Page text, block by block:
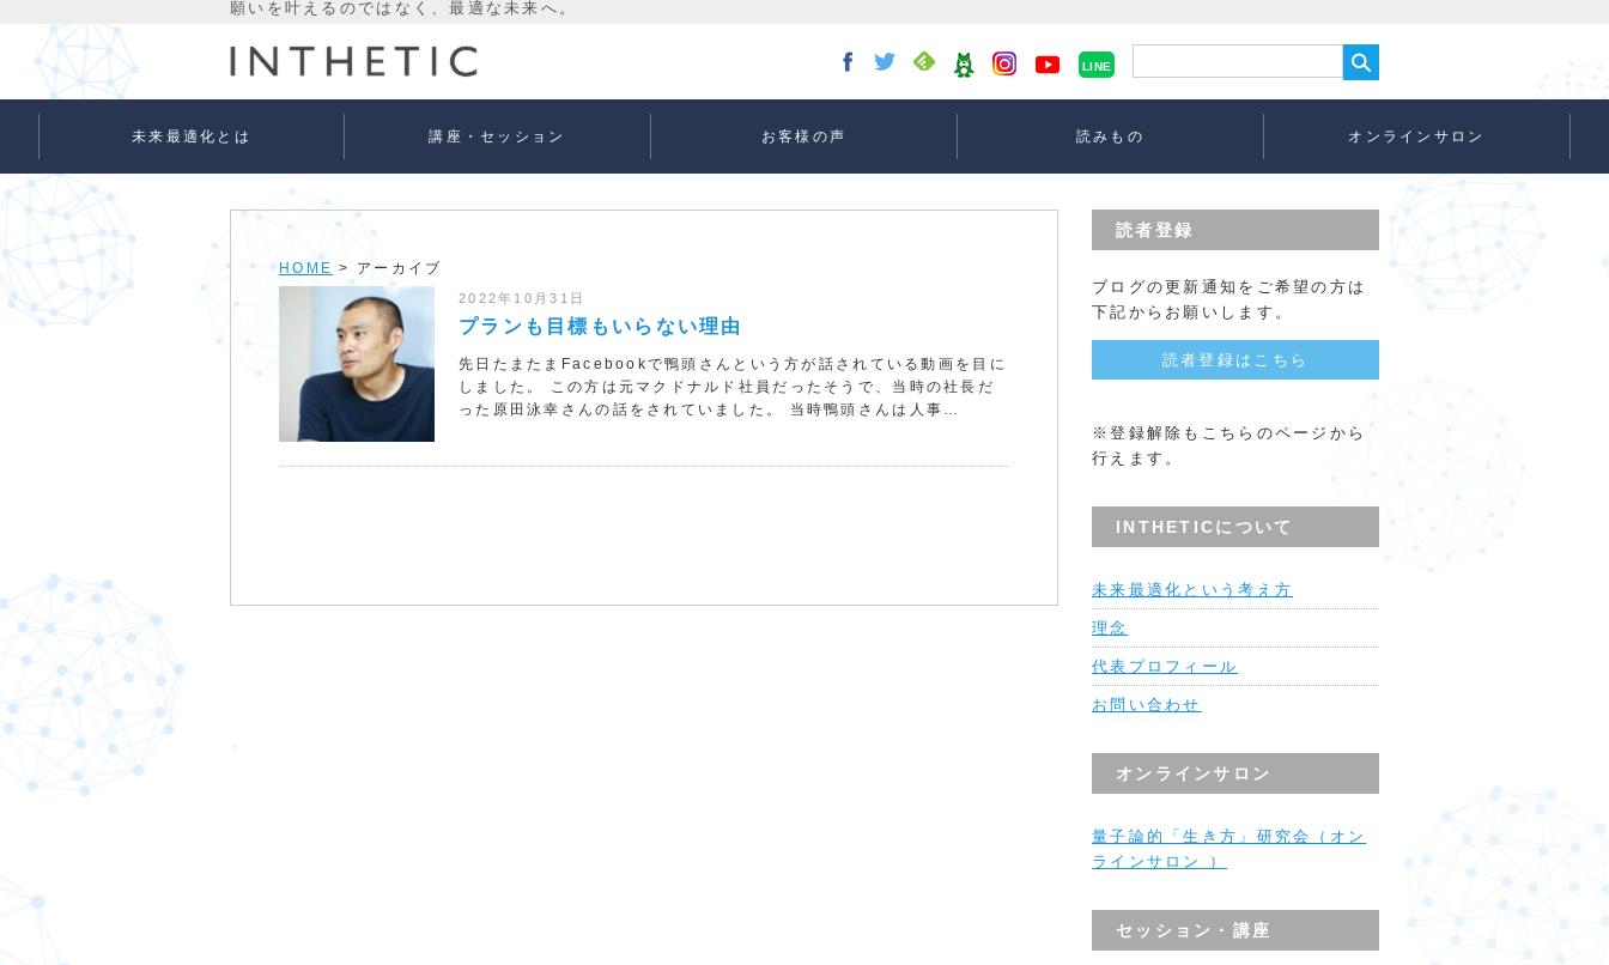
LINE
未来最適化とは 講座・セッション お客様の声 読みもの オンラインサロン
HOME > アーカイブ
2022年10月31日
プランも目標もいらない理由
先日たまたまFacebookで鴨頭さんという方が話されている動画を目に
しました。 この方は元マクドナルド社員だったそうで、当時の社長だ
った原田泳幸さんの話をされていました。 当時鴨頭さんは人事…
読者登録
ブログの更新通知をご希望の方は
下記からお願いします。
読者登録はこちら
※登録解除もこちらのページから
行えます。
INTHETICについて
未来最適化という考え方
理念
代表プロフィール
お問い合わせ
オンラインサロン
量子論的「生き方」研究会（オン
ラインサロン ）
セッション・講座